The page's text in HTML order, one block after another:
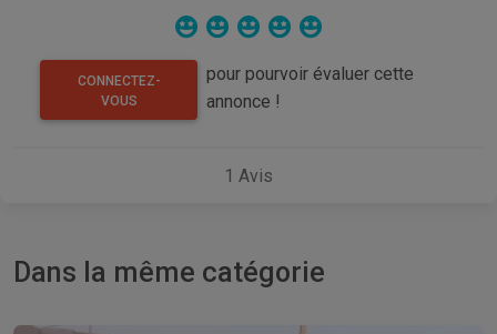
CONNECTEZ-
VOUS
pour pourvoir évaluer cette
annonce !
1 Avis
Dans la même catégorie